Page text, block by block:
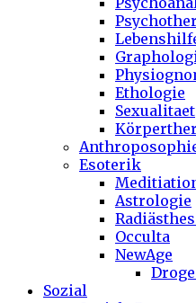
Ethologie
Sexualitaet
Esoterik
Astrologie
Occulta
NewAge
Sozial